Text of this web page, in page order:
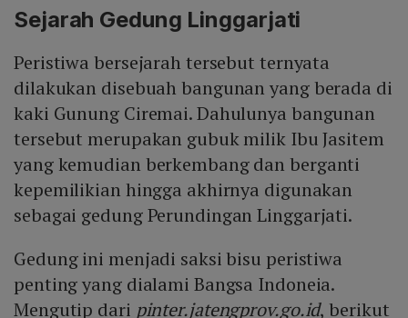
Sejarah Gedung Linggarjati
Peristiwa bersejarah tersebut ternyata
dilakukan disebuah bangunan yang berada di
kaki Gunung Ciremai. Dahulunya bangunan
tersebut merupakan gubuk milik Ibu Jasitem
yang kemudian berkembang dan berganti
kepemilikian hingga akhirnya digunakan
sebagai gedung Perundingan Linggarjati.
Gedung ini menjadi saksi bisu peristiwa
penting yang dialami Bangsa Indoneia.
Mengutip dari pinter.jatengprov.go.id, berikut